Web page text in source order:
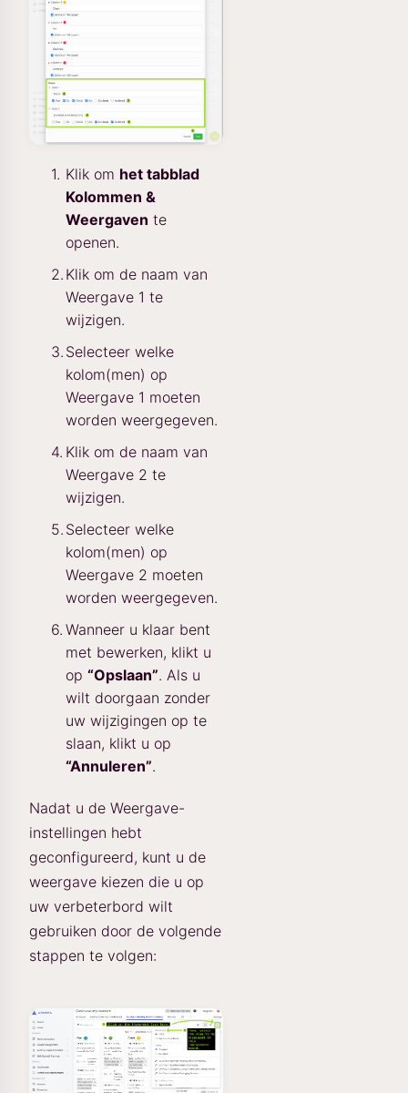
Klik om het tabblad
Kolommen &
Weergaven te
openen.
Klik om de naam van
Weergave 1 te
wijzigen.
Selecteer welke
kolom(men) op
Weergave 1 moeten
worden weergegeven.
Klik om de naam van
Weergave 2 te
wijzigen.
Selecteer welke
kolom(men) op
Weergave 2 moeten
worden weergegeven.
Wanneer u klaar bent
met bewerken, klikt u
op “Opslaan”. Als u
wilt doorgaan zonder
uw wijzigingen op te
slaan, klikt u op
“Annuleren”.
Nadat u de Weergave-
instellingen hebt
geconfigureerd, kunt u de
weergave kiezen die u op
uw verbeterbord wilt
gebruiken door de volgende
stappen te volgen: